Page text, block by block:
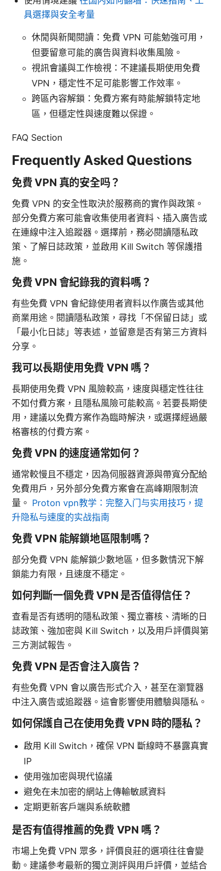
具選擇與安全考量
休閒與新聞閱讀：免費 VPN 可能勉強可用，
但要留意可能的廣告與資料收集風險。
視訊會議與工作檢視：不建議長期使用免費
VPN，穩定性不足可能影響工作效率。
跨區內容解鎖：免費方案有時能解鎖特定地
區，但穩定性與速度難以保證。
FAQ Section
Frequently Asked Questions
免費 VPN 真的安全吗？
免費 VPN 的安全性取決於服務商的實作與政策。
部分免費方案可能會收集使用者資料、插入廣告或
在連線中注入追蹤器。選擇前，務必閱讀隱私政
策、了解日誌政策，並啟用 Kill Switch 等保護措
施。
免費 VPN 會紀錄我的資料嗎？
有些免費 VPN 會紀錄使用者資料以作廣告或其他
商業用途。閱讀隱私政策，尋找「不保留日誌」或
「最小化日誌」等表述，並留意是否有第三方資料
分享。
我可以長期使用免費 VPN 嗎？
長期使用免費 VPN 風險較高，速度與穩定性往往
不如付費方案，且隱私風險可能較高。若要長期使
用，建議以免費方案作為臨時解決，或選擇經過嚴
格審核的付費方案。
免費 VPN 的速度通常如何？
通常較慢且不穩定，因為伺服器資源與帶寬分配給
免費用戶，另外部分免費方案會在高峰期限制流
量。 Proton vpn教学：完整入门与实用技巧，提
升隐私与速度的实战指南
免費 VPN 能解鎖地區限制嗎？
部分免費 VPN 能解鎖少數地區，但多數情況下解
鎖能力有限，且速度不穩定。
如何判斷一個免費 VPN 是否值得信任？
查看是否有透明的隱私政策、獨立審核、清晰的日
誌政策、強加密與 Kill Switch，以及用戶評價與第
三方測試報告。
免費 VPN 是否會注入廣告？
有些免費 VPN 會以廣告形式介入，甚至在瀏覽器
中注入廣告或追蹤器。這會影響使用體驗與隱私。
如何保護自己在使用免費 VPN 時的隱私？
啟用 Kill Switch，確保 VPN 斷線時不暴露真實
IP
使用強加密與現代協議
避免在未加密的網站上傳輸敏感資料
定期更新客戶端與系統軟體
是否有值得推薦的免費 VPN 嗎？
市場上免費 VPN 眾多，評價良莊的選項往往會變
動。建議參考最新的獨立測評與用戶評價，並結合